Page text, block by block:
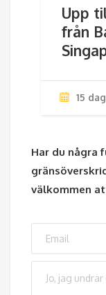
Upp
från
15
Har du några
välkommen